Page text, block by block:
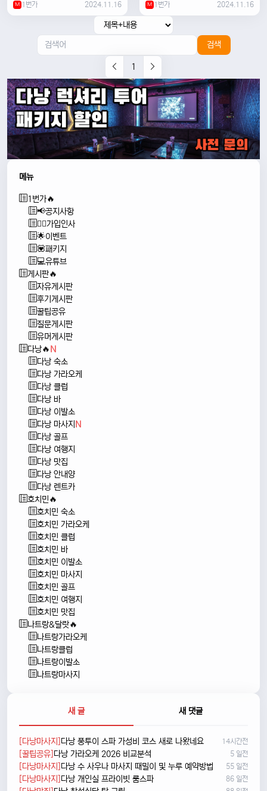
바 추천
M 1번가 2024.11.16 M 1번가 2024.11.16
검색
1
메뉴
1번가🔥
📢공지사항
🙇‍♂️가입인사
🌟이벤트
💟패키지
💻유튜브
게시판🔥
자유게시판
후기게시판
꿀팁공유
질문게시판
유머게시판
다낭🔥N
다낭 숙소
다낭 가라오케
다낭 클럽
다낭 바
다낭 이발소
다낭 마사지 N
다낭 골프
다낭 여행지
다낭 맛집
다낭 안내양
다낭 렌트카
호치민🔥
호치민 숙소
호치민 가라오케
호치민 클럽
호치민 바
호치민 이발소
호치민 마사지
호치민 골프
호치민 여행지
호치민 맛집
나트랑&달랏🔥
나트랑가라오케
나트랑클럽
나트랑이발소
나트랑마사지
새 글 새 댓글
[다낭마사지]다낭 풍투이 스파 가성비 코스 새로 나왔네요 14시간전
[꿀팁공유]다낭 가라오케 2026 비교분석 5 일전
[다낭마사지]다낭 수 사우나 마사지 때밀이 및 누루 예약방법 55 일전
[다낭마사지]다낭 개인실 프라이빗 룸스파 86 일전